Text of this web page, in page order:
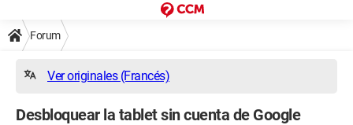
Forum
Ver originales (Francés)
Desbloquear la tablet sin cuenta de Google